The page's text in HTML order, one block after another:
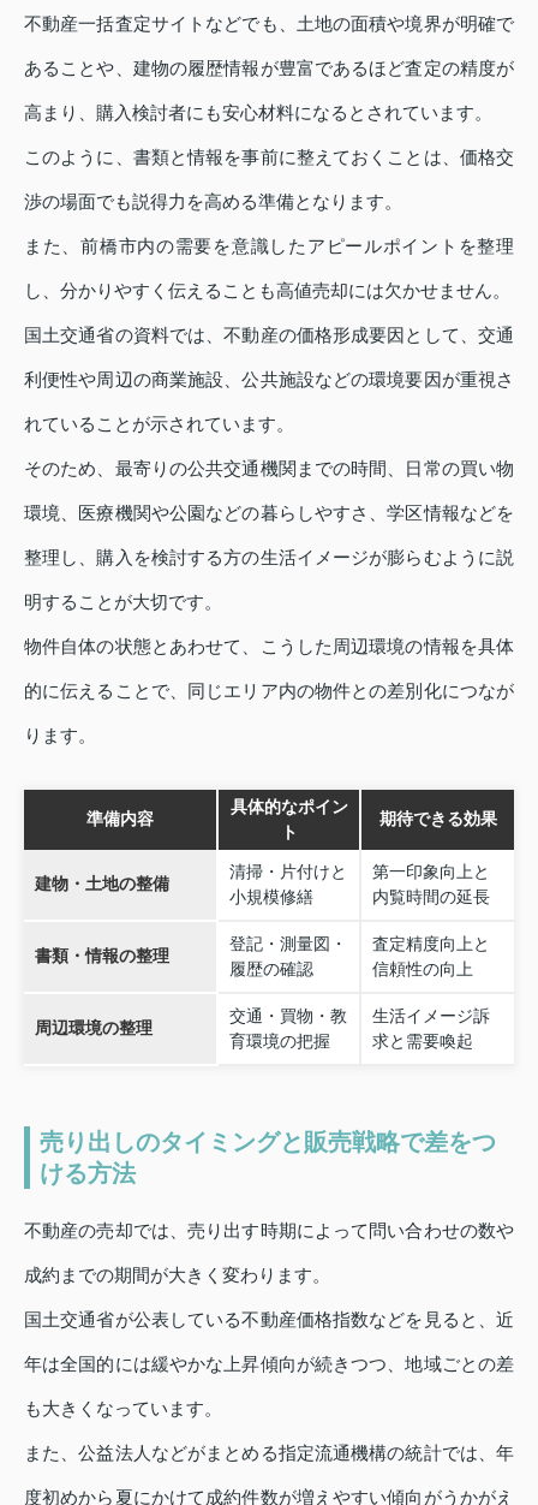
不動産一括査定サイトなどでも、土地の面積や境界が明確で
あることや、建物の履歴情報が豊富であるほど査定の精度が
高まり、購入検討者にも安心材料になるとされています。
このように、書類と情報を事前に整えておくことは、価格交
渉の場面でも説得力を高める準備となります。
また、前橋市内の需要を意識したアピールポイントを整理
し、分かりやすく伝えることも高値売却には欠かせません。
国土交通省の資料では、不動産の価格形成要因として、交通
利便性や周辺の商業施設、公共施設などの環境要因が重視さ
れていることが示されています。
そのため、最寄りの公共交通機関までの時間、日常の買い物
環境、医療機関や公園などの暮らしやすさ、学区情報などを
整理し、購入を検討する方の生活イメージが膨らむように説
明することが大切です。
物件自体の状態とあわせて、こうした周辺環境の情報を具体
的に伝えることで、同じエリア内の物件との差別化につなが
ります。
準備内容
具体的なポイン
ト
期待できる効果
建物・土地の整備
清掃・片付けと
小規模修繕
第一印象向上と
内覧時間の延長
書類・情報の整理
登記・測量図・
履歴の確認
査定精度向上と
信頼性の向上
周辺環境の整理
交通・買物・教
育環境の把握
生活イメージ訴
求と需要喚起
売り出しのタイミングと販売戦略で差をつ
ける方法
不動産の売却では、売り出す時期によって問い合わせの数や
成約までの期間が大きく変わります。
国土交通省が公表している不動産価格指数などを見ると、近
年は全国的には緩やかな上昇傾向が続きつつ、地域ごとの差
も大きくなっています。
また、公益法人などがまとめる指定流通機構の統計では、年
度初めから夏にかけて成約件数が増えやすい傾向がうかがえ